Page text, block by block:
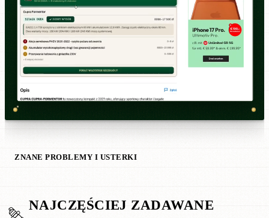
ZNANE PROBLEMY I USTERKI
NAJCZĘŚCIEJ ZADAWANE